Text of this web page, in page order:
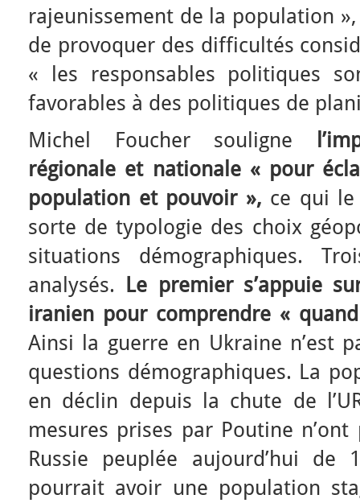
rajeunissement de la population
de provoquer des difficultés
« les responsables politiques
favorables à des politiques de
Michel Foucher souligne
régionale et nationale « pour
population et pouvoir », ce qui
sorte de typologie des choix
situations démographiques.
analysés.
Le premier s’appuie
iranien pour comprendre «
Ainsi la guerre en Ukraine n’est
questions démographiques. La
en déclin depuis la chute de
mesures prises par Poutine
Russie peuplée aujourd’hui de
pourrait avoir une population